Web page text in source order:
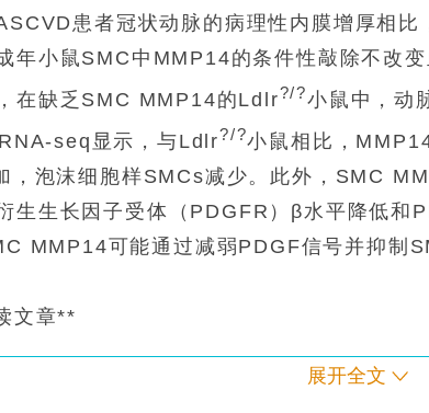
患者冠状动脉的病理性内膜增厚相
年小鼠SMC中MMP14的条件性敲除不改
在缺乏SMC MMP14的Ldlr?/?小鼠中，动
seq显示，与Ldlr?/?小鼠相比，
，泡沫细胞样SMCs减少。此外，SMC
生生长因子受体（PDGFR）β水平降低和
MMP14可能通过减弱PDGF信号并抑制
文章**
展开全文